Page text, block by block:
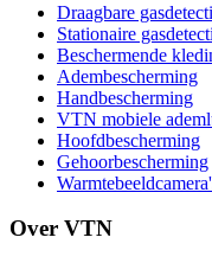
Draagbare
Stationaire
Beschermende
Adembescherming
Handbescherming
VTN mobiele
Hoofdbescherming
Gehoorbescherming
Over VTN